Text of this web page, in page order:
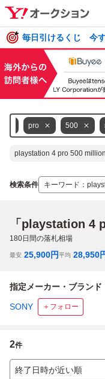
毎日引けるくじ 今
pro 500
playstation 4 pro 500 million
検索条件 キーワード ：
180日間の落札相場
最安 25,900円平均 28,950
指定メーカー・ブランド
SONY ＋フォロー
2件
終了日時が近い順